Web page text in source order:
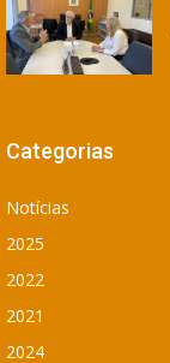
Categorias
Notícias
2025
2022
2021
2024